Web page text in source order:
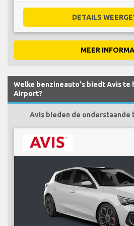
DETAILS
MEER
Welke benzineauto's biedt Avis te
Airport?
Avis bieden de onderstaande